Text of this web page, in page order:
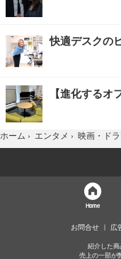
快適デスクの
【進化するオ
ホーム › エンタメ › 映画・ドラ
Home
お問合せ 広
紹介した商
売上の一部が